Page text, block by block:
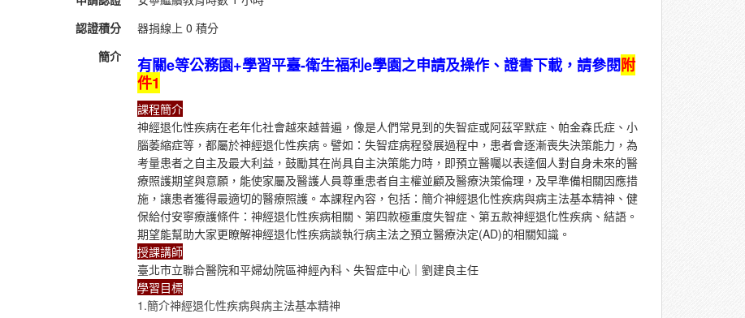
認證積分
器捐線上 0 積分
簡介
有關e等公務園+學習平臺-衛生福利e學園之申請及操作、證書下載，請參閱附
件1
課程簡介
神經退化性疾病在老年化社會越來越普遍，像是人們常見到的失智症或阿茲罕默症、帕金森氏症、小
腦萎縮症等，都屬於神經退化性疾病。譬如：失智症病程發展過程中，患者會逐漸喪失決策能力，為
考量患者之自主及最大利益，鼓勵其在尚具自主決策能力時，即預立醫囑以表達個人對自身未來的醫
療照護期望與意願，能使家屬及醫護人員尊重患者自主權並顧及醫療決策倫理，及早準備相關因應措
施，讓患者獲得最適切的醫療照護。本課程內容，包括：簡介神經退化性疾病與病主法基本精神、健
保給付安寧療護條件：神經退化性疾病相關、第四款極重度失智症、第五款神經退化性疾病、結語。
期望能幫助大家更瞭解神經退化性疾病談執行病主法之預立醫療決定(AD)的相關知識。
授課講師
臺北市立聯合醫院和平婦幼院區神經內科、失智症中心｜劉建良主任
學習目標
1.簡介神經退化性疾病與病主法基本精神